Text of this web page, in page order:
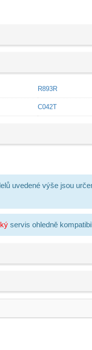
R893R
C042T
uvedené výše jsou
servis ohledně